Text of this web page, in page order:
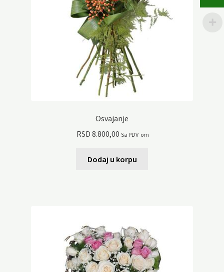
Osvajanje
RSD 8.800,00 Sa PDV-om
Dodaj u korpu